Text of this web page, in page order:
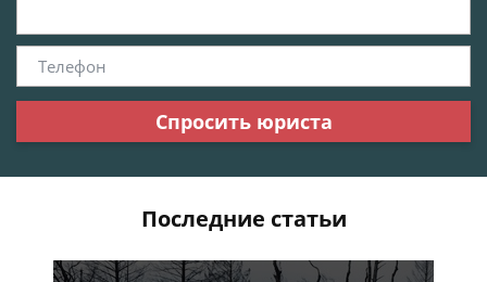
Спросить юриста
Последние статьи